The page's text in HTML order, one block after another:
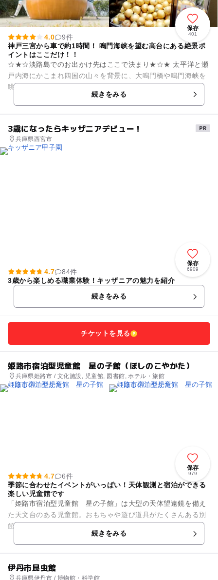
保存
401
4.0
9件
神戸三宮から車で約1時間！ 鳴門海峡を望む高台にある絶景ポ
イントはここだけ！！
☆★☆淡路島でのお出かけ先はここで決まり★☆★ 太平洋と瀬
戸内海にかこまれ四国の山々を背景に、大鳴門橋や鳴門海峡を
眺められる風光明媚な高台にある「うずの丘 大鳴門橋記念
続きをみる
3歳になったらキッザニアデビュー！
兵庫県西宮市
保存
6909
4.7
84件
3歳から楽しめる職業体験！キッザニアの魅力を紹介
続きをみる
チケットを見る
姫路市宿泊型児童館 星の子館（ほしのこやかた）
兵庫県姫路市 / 文化施設, 児童館, 図書館, ホテル・旅館
保存
979
4.7
6件
季節に合わせたイベントがいっぱい！天体観測と宿泊ができる
楽しい児童館です
「姫路市宿泊型児童館 星の子館」は大型の天体望遠鏡を備え
た天文台のある児童館。おもちゃや遊び道具がたくさんある別
館・なかよしホールをはじめ、卓球ができるトレーニングルー
ム、児童書や星の専門書のそ...続きをみる
伊丹市昆虫館
兵庫県伊丹市 / 博物館・科学館